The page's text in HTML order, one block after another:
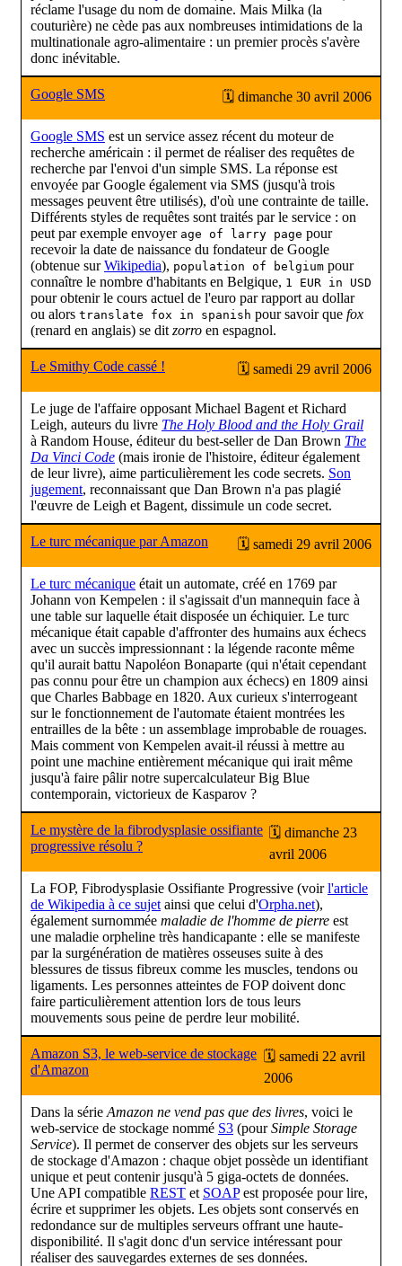
réclame l'usage du nom de domaine. Mais Milka (la
couturière) ne cède pas aux nombreuses intimidations de la
multinationale agro-alimentaire : un premier procès s'avère
donc inévitable.
Google SMS 🗓 dimanche 30 avril 2006
Google SMS est un service assez récent du moteur de
recherche américain : il permet de réaliser des requêtes de
recherche par l'envoi d'un simple SMS. La réponse est
envoyée par Google également via SMS (jusqu'à trois
messages peuvent être utilisés), d'où une contrainte de taille.
Différents styles de requêtes sont traités par le service : on
peut par exemple envoyer age of larry page pour
recevoir la date de naissance du fondateur de Google
(obtenue surWikipedia), population of belgium pour
connaître le nombre d'habitants en Belgique, 1 EUR in USD
pour obtenir le cours actuel de l'euro par rapport au dollar
ou alors translate fox in spanish pour savoir que fox
(renard en anglais) se dit zorro en espagnol.
Le Smithy Code cassé ! 🗓 samedi 29 avril 2006
Le juge de l'affaire opposant Michael Bagent et Richard
Leigh, auteurs du livre The Holy Blood and the Holy Grail
à Random House, éditeur du best-seller de Dan Brown The
Da Vinci Code (mais ironie de l'histoire, éditeur également
de leur livre), aime particulièrement les code secrets. Son
jugement, reconnaissant que Dan Brown n'a pas plagié
l'œuvre de Leigh et Bagent, dissimule un code secret.
Le turc mécanique par Amazon 🗓 samedi 29 avril 2006
Le turc mécanique était un automate, créé en 1769 par
Johann von Kempelen : il s'agissait d'un mannequin face à
une table sur laquelle était disposée un échiquier. Le turc
mécanique était capable d'affronter des humains aux échecs
avec un succès impressionnant : la légende raconte même
qu'il aurait battu Napoléon Bonaparte (qui n'était cependant
pas connu pour être un champion aux échecs) en 1809 ainsi
que Charles Babbage en 1820. Aux curieux s'interrogeant
sur le fonctionnement de l'automate étaient montrées les
entrailles de la bête : un assemblage improbable de rouages.
Mais comment von Kempelen avait-il réussi à mettre au
point une machine entièrement mécanique qui irait même
jusqu'à faire pâlir notre supercalculateur Big Blue
contemporain, victorieux de Kasparov ?
Le mystère de la fibrodysplasie ossifiante
progressive résolu ?
🗓 dimanche 23
avril 2006
La FOP, Fibrodysplasie Ossifiante Progressive (voirl'article
de Wikipedia à ce sujet ainsi que celui d'Orpha.net),
également surnommée maladie de l'homme de pierre est
une maladie orpheline très handicapante : elle se manifeste
par la surgénération de matières osseuses suite à des
blessures de tissus fibreux comme les muscles, tendons ou
ligaments. Les personnes atteintes de FOP doivent donc
faire particulièrement attention lors de tous leurs
mouvements sous peine de perdre leur mobilité.
Amazon S3, le web-service de stockage
d'Amazon
🗓 samedi 22 avril
2006
Dans la série Amazon ne vend pas que des livres, voici le
web-service de stockage nommé S3 (pourSimple Storage
Service). Il permet de conserver des objets sur les serveurs
de stockage d'Amazon : chaque objet possède un identifiant
unique et peut contenir jusqu'à 5 giga-octets de données.
Une API compatible REST et SOAPest proposée pour lire,
écrire et supprimer les objets. Les objets sont conservés en
redondance sur de multiples serveurs offrant une haute-
disponibilité. Il s'agit donc d'un service intéressant pour
réaliser des sauvegardes externes de ses données.